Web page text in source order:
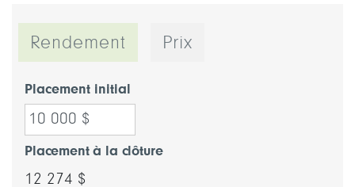
Rendement Prix
Placement initial
Placement à la clôture
12 274 $